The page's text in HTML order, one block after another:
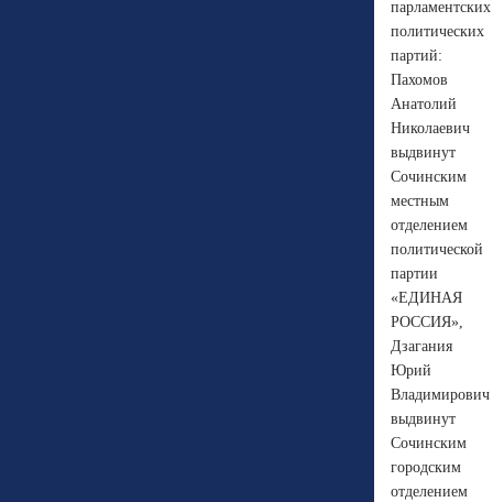
парламентских
политических
партий:
Пахомов
Анатолий
Николаевич
выдвинут
Сочинским
местным
отделением
политической
партии
«ЕДИНАЯ
РОССИЯ»,
Дзагания
Юрий
Владимирович
выдвинут
Сочинским
городским
отделением